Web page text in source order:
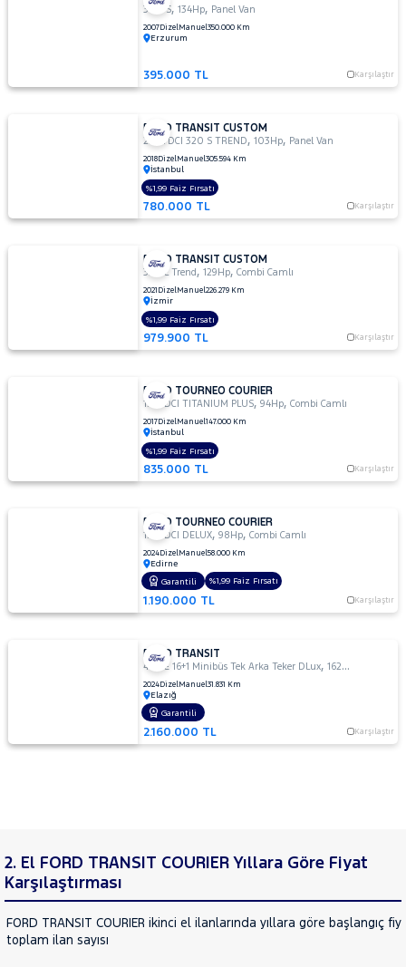
300 S,134Hp, Panel Van
2007DizelManuel350.000 Km
Erzurum
395.000 TL Karşılaştır
FORD TRANSIT CUSTOM
2.0 TDCI 320 S TREND,103Hp, Panel Van
2018DizelManuel305.594 Km
İstanbul
780.000 TL Karşılaştır
%1,99 Faiz Fırsatı
FORD TRANSIT CUSTOM
320 L Trend ,129Hp,Combi Camlı
2021 DizelManuel226.279 Km
İzmir
979.900 TL Karşılaştır
%1,99 Faiz Fırsatı
FORD TOURNEO COURIER
1.6 TDCI TITANIUM PLUS,94Hp,Combi Camlı
2017DizelManuel147.000 Km
İstanbul
835.000 TL Karşılaştır
%1,99 Faiz Fırsatı
FORD TOURNEO COURIER
1.5 TDCI DELUX,98Hp,Combi Camlı
2024DizelManuel58.000 Km
Edirne
1.190.000 TL Karşılaştır
Garantili %1,99 Faiz Fırsatı
FORD TRANSIT
440 E 16+1 Minibüs Tek Arka Teker DLux,162Hp
2024DizelManuel31.831 Km
Elazığ
2.160.000 TL Karşılaştır
Garantili
2. El FORD TRANSIT COURIER Yıllara Göre Fiyat
Karşılaştırması
FORD TRANSIT COURIER ikinci el ilanlarında yıllara göre başlangıç
toplam ilan sayısı